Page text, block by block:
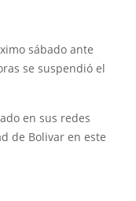
sábado ante
se suspendió el
en sus redes
de Bolivar en este